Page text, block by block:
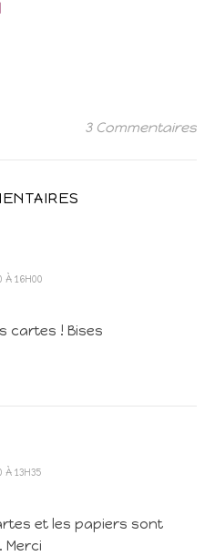
3 Commentaires
À 16H00
cartes ! Bises
À 13H35
et les papiers sont
Merci